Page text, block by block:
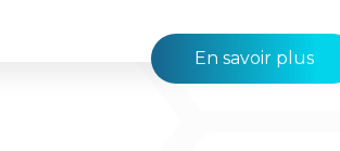
En savoir plus